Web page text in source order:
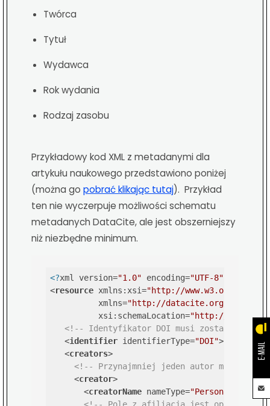
E-MAIL
Twórca
Tytuł
Wydawca
Rok wydania
Rodzaj zasobu
Przykładowy kod XML z metadanymi dla
artykułu naukowego przedstawiono poniżej
(można go pobrać klikając tutaj). Przykład
ten nie wyczerpuje możliwości schematu
metadanych DataCite, ale jest obszerniejszy
niż niezbędne minimum.
<?xml version="1.0" encoding="UTF-8"
<resource xmlns:xsi="http://www.w3.org/2001/
xmlns="http://datacite.org/schema/
xsi:schemaLocation="http://
<!-- Identyfikator DOI musi zostać podany
<identifier identifierType="DOI"> 10.5072/
<creators>
<!-- Przynajmniej jeden autor musi
<creator>
<creatorName nameType="Personal"